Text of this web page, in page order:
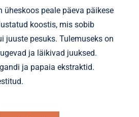
üheskoos peale päeva päikese
koostis, mis sobib
juuste pesuks. Tulemuseks on
ja läikivad juuksed.
ja papaia ekstraktid.